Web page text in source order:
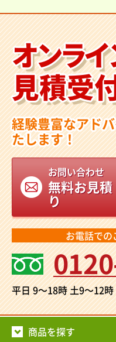
オンライ
見積受
経験豊富なアド
たします！
お問い合わせ
無料お見積
り
お電話で
平日 9～18時土9～12
商品を探す